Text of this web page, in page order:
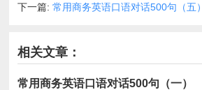
下一篇:常用商务英语口语对话500句（五）
相关文章：
常用商务英语口语对话500句（一）